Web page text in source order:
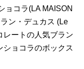
ョコラ(LA MAISON
ン・デュカス (Le
レートの人気ブラン
ショコラのボックス